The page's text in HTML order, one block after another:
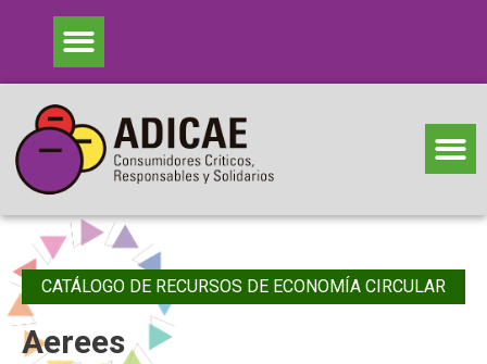
CATÁLOGO DE RECURSOS DE ECONOMÍA CIRCULAR
Aerees